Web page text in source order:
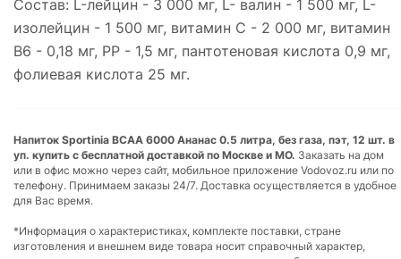
Состав: L-лейцин - 3 000 мг, L- валин - 1 500 мг, L-
изолейцин - 1 500 мг, витамин С - 2 000 мг, витамин
В6 - 0,18 мг, РР - 1,5 мг, пантотеновая кислота 0,9 мг,
фолиевая кислота 25 мг.
Напиток Sportinia ВСАА 6000 Ананас 0.5 литра, без газа, пэт, 12 шт. в
уп. купить с бесплатной доставкой по Москве и МО. Заказать на дом
или в офис можно через сайт, мобильное приложение Vodovoz.ru или по
телефону. Принимаем заказы 24/7. Доставка осуществляется в удобное
для Вас время.
*Информация о характеристиках, комплекте поставки, стране
изготовления и внешнем виде товара носит справочный характер,